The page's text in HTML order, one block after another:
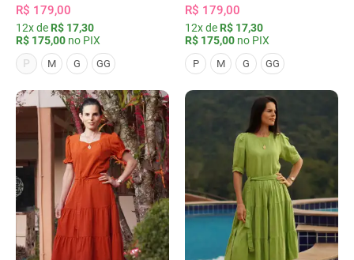
R$ 179,00
12x de R$ 17,30
R$ 175,00 no PIX
P
M G GG
R$ 179,00
12x de R$ 17,30
R$ 175,00 no PIX
P M G GG